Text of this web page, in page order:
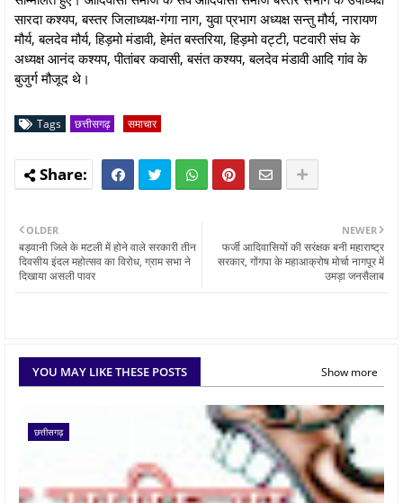
सारदा कश्यप, बस्तर जिलाध्यक्ष-गंगा नाग, युवा प्रभाग अध्यक्ष सन्तु मौर्य, नारायण
मौर्य, बलदेव मौर्य, हिड़मो मंडावी, हेमंत बस्तरिया, हिड़मो वट्टी, पटवारी संघ के
अध्यक्ष आनंद कश्यप, पीतांबर कवासी, बसंत कश्यप, बलदेव मंडावी आदि गांव के
बुजुर्ग मौजूद थे।
Tags छत्तीसगढ़ समाचार
NEWER
फर्जी आदिवासियों की सरंक्षक बनी महाराष्ट्र
सरकार, गोंगपा के महाआक्रोष मोर्चा नागपूर में
उमड़ा जनसैलाब
OLDER
बड़वानी जिले के मटली में होने वाले सरकारी तीन
दिवसीय इंदल महोत्सव का विरोध, ग्राम सभा ने
दिखाया असली पावर
YOU MAY LIKE THESE POSTS Show more
छत्तीसगढ़